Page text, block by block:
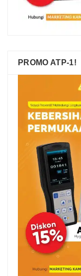
PROMO ATP-1!